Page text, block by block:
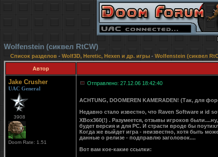
Wolfenstein (сиквел RtCW)
Список разделов- Wolf3D, Heretic, Hexen и др. игры- Wolfenstein (сиквел
Автор
Jake Crusher
UAC General
3908
Doom Rate: 1.51
Отправлено: 27.12.06 18:42:40
ACHTUNG, DOOMEREN KAMERADEN! (Так, для
Недавно стало известно, что Raven Software и id
XBox360(!) . Разумеется, отзывы игроков
будет версия и для PC. И страсти вроде бы
Когда же выйдет игра - неизвестно, хотя быть
данные о релизе - подправлю заголовок....
Вот вам кое-какие ссылки: